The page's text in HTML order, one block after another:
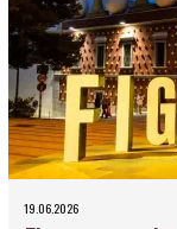
19.06.2026